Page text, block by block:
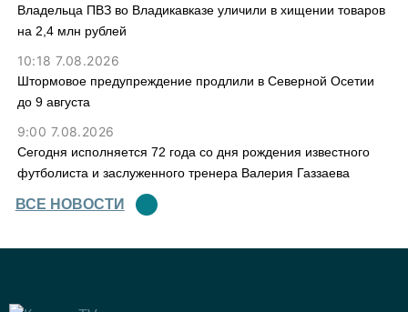
Владельца ПВЗ во Владикавказе уличили в хищении товаров
на 2,4 млн рублей
10:18 7.08.2026
Штормовое предупреждение продлили в Северной Осетии
до 9 августа
9:00 7.08.2026
Сегодня исполняется 72 года со дня рождения известного
футболиста и заслуженного тренера Валерия Газзаева
ВСЕ НОВОСТИ